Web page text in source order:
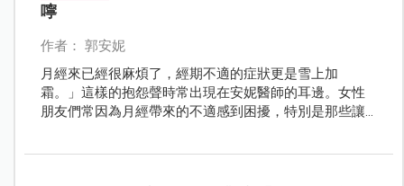
嚀
作者： 郭安妮
月經來已經很麻煩了，經期不適的症狀更是雪上加
霜。」這樣的抱怨聲時常出現在安妮醫師的耳邊。女性
朋友們常因為月經帶來的不適感到困擾，特別是那些讓